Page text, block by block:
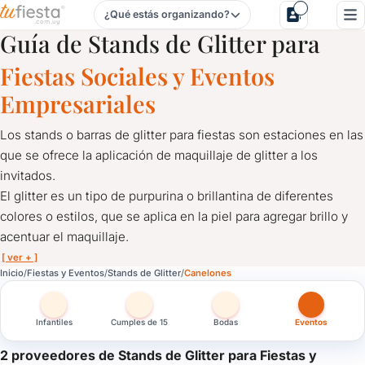
Stands de Glitter para Fiestas y Eventos en Canelones
¿Qué estás organizando?
Guía de Stands de Glitter para
Fiestas Sociales y Eventos
Empresariales
Los stands o barras de glitter para fiestas son estaciones en las
que se ofrece la aplicación de maquillaje de glitter a los
invitados.
El glitter es un tipo de purpurina o brillantina de diferentes
colores o estilos, que se aplica en la piel para agregar brillo y
acentuar el maquillaje.
[ ver + ]
Inicio Fiestas y Eventos Stands de Glitter Canelones
Infantiles Cumples de 15 Bodas Eventos
2 proveedores de Stands de Glitter para Fiestas y
Stands de Glitter para Fiestas y Eventos en Canelones
Los stands o barras de glitter para fiestas son estaciones en
El glitter es un tipo de purpurina o brillantina de diferentes
Los stands de glitter son una opción popular para fiestas de